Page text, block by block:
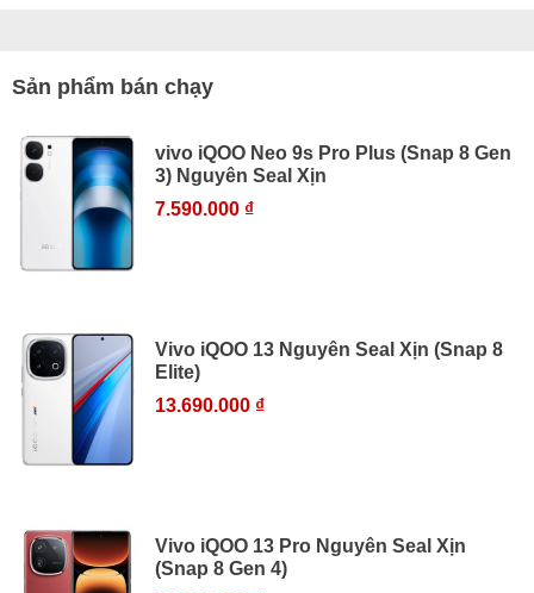
Sản phẩm bán chạy
vivo iQOO Neo 9s Pro Plus (Snap 8 Gen
3) Nguyên Seal Xịn
7.590.000 ₫
Vivo iQOO 13 Nguyên Seal Xịn (Snap 8
Elite)
13.690.000 ₫
Vivo iQOO 13 Pro Nguyên Seal Xịn
(Snap 8 Gen 4)